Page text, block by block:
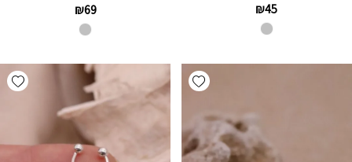
₪45
₪69
Add wishlist